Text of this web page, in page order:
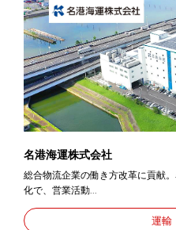
名港海運株式会社
総合物流企業の働き方改革に貢献
化で、営業活動...
運輸